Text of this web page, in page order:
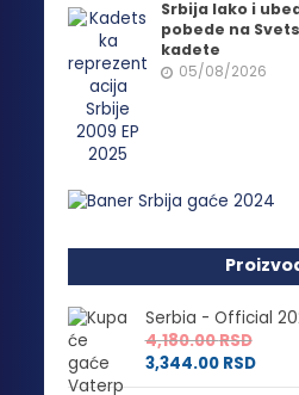
Srbija lako i
pobede na
kadete
05/08/2026
Serbia - Official
4,180.00RSD
3,344.00 RSD